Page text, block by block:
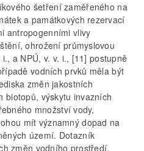
šetření zaměřeného na
a památkových rezervací
antropogenními vlivy
ohrožení průmyslovou
a NPÚ, v. v. i., [11] postupně
vodních prvků měla být
změn jakostních
biotopů, výskytu invazních
množství vody,
mít významný dopad na
území. Dotazník
změn vodního prostředí,